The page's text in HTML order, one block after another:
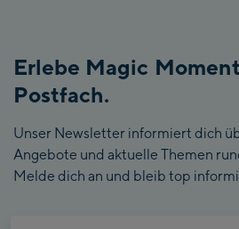
Erlebe Magic
Postfach.
Unser Newsletter informiert dich
Angebote und aktuelle Themen
Melde dich an und bleib top